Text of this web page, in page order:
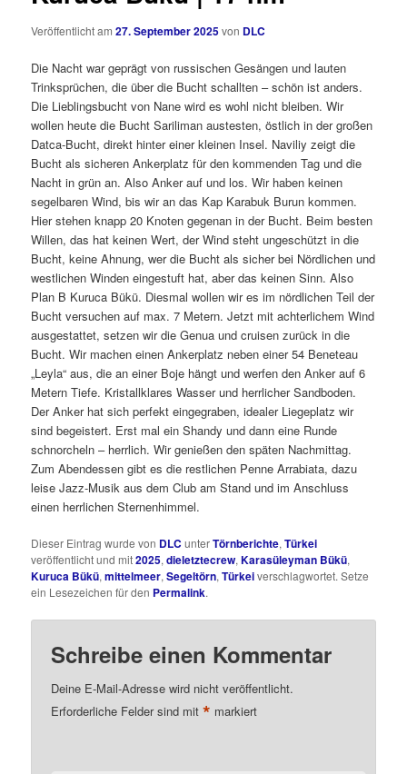
Veröffentlicht am27. September 2025von DLC
Die Nacht war geprägt von russischen Gesängen und lauten
Trinksprüchen, die über die Bucht schallten – schön ist anders.
Die Lieblingsbucht von Nane wird es wohl nicht bleiben. Wir
wollen heute die Bucht Sariliman austesten, östlich in der großen
Datca-Bucht, direkt hinter einer kleinen Insel. Naviliy zeigt die
Bucht als sicheren Ankerplatz für den kommenden Tag und die
Nacht in grün an. Also Anker auf und los. Wir haben keinen
segelbaren Wind, bis wir an das Kap Karabuk Burun kommen.
Hier stehen knapp 20 Knoten gegenan in der Bucht. Beim besten
Willen, das hat keinen Wert, der Wind steht ungeschützt in die
Bucht, keine Ahnung, wer die Bucht als sicher bei Nördlichen und
westlichen Winden eingestuft hat, aber das keinen Sinn. Also
Plan B Kuruca Bükü. Diesmal wollen wir es im nördlichen Teil der
Bucht versuchen auf max. 7 Metern. Jetzt mit achterlichem Wind
ausgestattet, setzen wir die Genua und cruisen zurück in die
Bucht. Wir machen einen Ankerplatz neben einer 54 Beneteau
„Leyla“ aus, die an einer Boje hängt und werfen den Anker auf 6
Metern Tiefe. Kristallklares Wasser und herrlicher Sandboden.
Der Anker hat sich perfekt eingegraben, idealer Liegeplatz wir
sind begeistert. Erst mal ein Shandy und dann eine Runde
schnorcheln – herrlich. Wir genießen den späten Nachmittag.
Zum Abendessen gibt es die restlichen Penne Arrabiata, dazu
leise Jazz-Musik aus dem Club am Stand und im Anschluss
einen herrlichen Sternenhimmel.
Dieser Eintrag wurde von DLC unterTörnberichte,Türkei
veröffentlicht und mit2025,dieletztecrew,Karasüleyman Bükü,
Kuruca Bükü,mittelmeer,Segeltörn,Türkeiverschlagwortet. Setze
ein Lesezeichen für den Permalink.
Schreibe einen Kommentar
Deine E-Mail-Adresse wird nicht veröffentlicht.
Erforderliche Felder sind mit* markiert